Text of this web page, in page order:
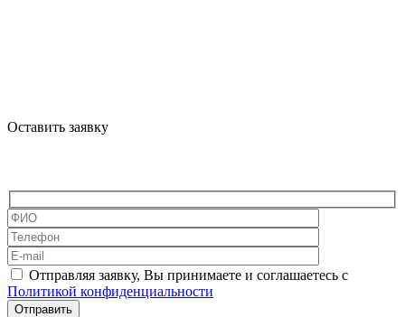
Оставить заявку
Отправляя заявку, Вы принимаете и соглашаетесь с
Политикой конфиденциальности
Отправить